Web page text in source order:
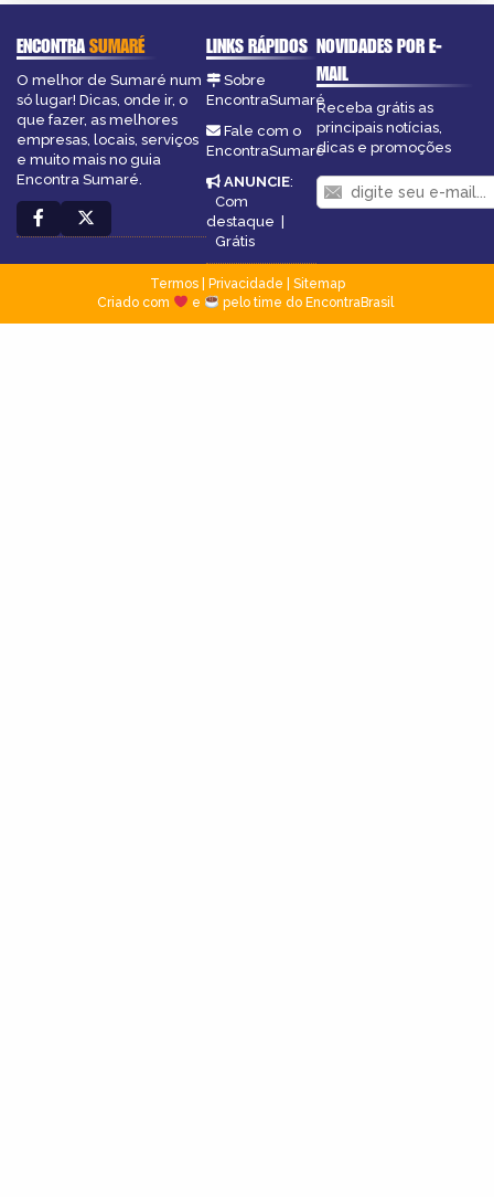
ENCONTRASUMARÉ
O melhor de Sumaré num
só lugar! Dicas, onde ir, o
que fazer, as melhores
empresas, locais, serviços
e muito mais no guia
Encontra Sumaré.
LINKS RÁPIDOS
Sobre
EncontraSumaré
Fale com o
EncontraSumaré
ANUNCIE:
Com
destaque |
Grátis
NOVIDADES POR E-
MAIL
Receba grátis as
principais notícias,
dicas e promoções
Termos| Privacidade
Sitemap
Criado com
e pelo time do EncontraBrasil